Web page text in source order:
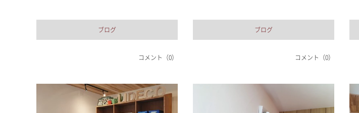
ブログ
コメント（0）
ブログ
コメント（0）